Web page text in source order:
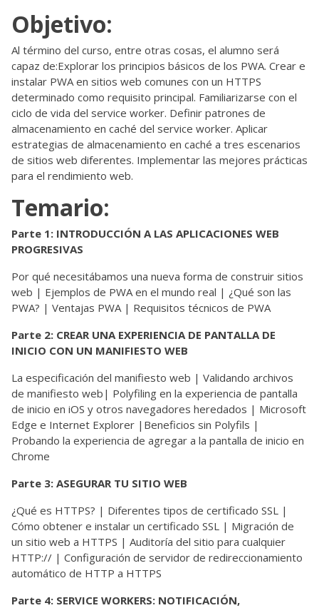
Objetivo:
Al término del curso, entre otras cosas, el alumno será
capaz de:Explorar los principios básicos de los PWA. Crear e
instalar PWA en sitios web comunes con un HTTPS
determinado como requisito principal. Familiarizarse con el
ciclo de vida del service worker. Definir patrones de
almacenamiento en caché del service worker. Aplicar
estrategias de almacenamiento en caché a tres escenarios
de sitios web diferentes. Implementar las mejores prácticas
para el rendimiento web.
Temario:
Parte 1: INTRODUCCIÓN A LAS APLICACIONES WEB
PROGRESIVAS
Por qué necesitábamos una nueva forma de construir sitios
web | Ejemplos de PWA en el mundo real | ¿Qué son las
PWA? | Ventajas PWA | Requisitos técnicos de PWA
Parte 2: CREAR UNA EXPERIENCIA DE PANTALLA DE
INICIO CON UN MANIFIESTO WEB
La especificación del manifiesto web | Validando archivos
de manifiesto web| Polyfiling en la experiencia de pantalla
de inicio en iOS y otros navegadores heredados | Microsoft
Edge e Internet Explorer |Beneficios sin Polyfils |
Probando la experiencia de agregar a la pantalla de inicio en
Chrome
Parte 3: ASEGURAR TU SITIO WEB
¿Qué es HTTPS? | Diferentes tipos de certificado SSL |
Cómo obtener e instalar un certificado SSL | Migración de
un sitio web a HTTPS | Auditoría del sitio para cualquier
HTTP:// | Configuración de servidor de redireccionamiento
automático de HTTP a HTTPS
Parte 4: SERVICE WORKERS: NOTIFICACIÓN,